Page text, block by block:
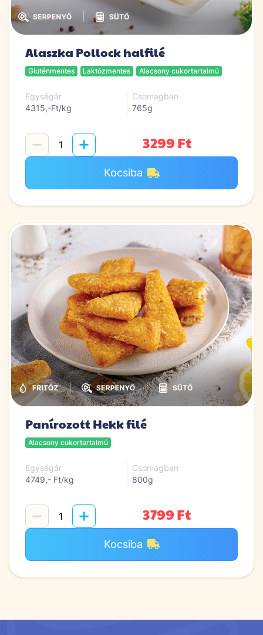
Alaszka Pollock halfilé
Gluténmentes Laktózmentes Alacsony cukortartalmú
Egységár
4315,-Ft/kg
Csomagban
765g
3299 Ft
Kocsiba
| |
Panírozott Hekk filé
Alacsony cukortartalmú
Egységár
4749,- Ft/kg
Csomagban
800g
3799 Ft
Kocsiba